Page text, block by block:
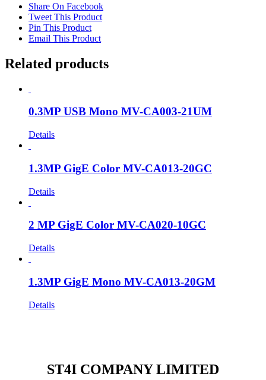
Share On Facebook
Tweet This Product
Pin This Product
Email This Product
Related products
0.3MP USB Mono MV-CA003-21UM
Details
1.3MP GigE Color MV-CA013-20GC
Details
2 MP GigE Color MV-CA020-10GC
Details
1.3MP GigE Mono MV-CA013-20GM
Details
ST4I COMPANY LIMITED